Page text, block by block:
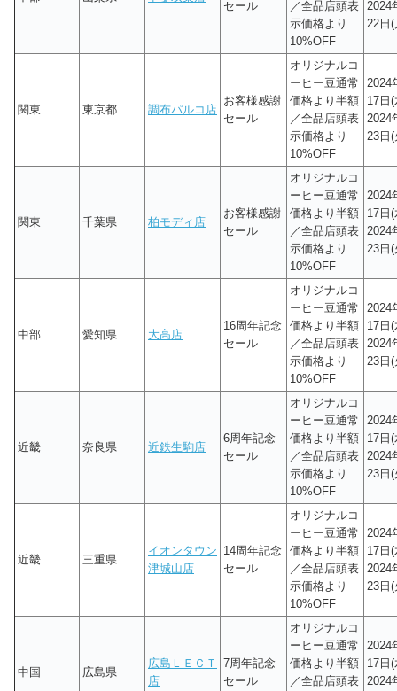
セール
／全品店頭表
示価格より
10%OFF
2024
22日(
関東 東京都 調布パルコ店
お客様感謝
セール
オリジナルコ
ーヒー豆通常
価格より半額
／全品店頭表
示価格より
10%OFF
2024
17日
2024
23日(
関東 千葉県 柏モディ店
お客様感謝
セール
オリジナルコ
ーヒー豆通常
価格より半額
／全品店頭表
示価格より
10%OFF
2024
17日
2024
23日(
中部 愛知県 大高店
16周年記念
セール
オリジナルコ
ーヒー豆通常
価格より半額
／全品店頭表
示価格より
10%OFF
2024
17日
2024
23日(
近畿 奈良県 近鉄生駒店
6周年記念
セール
オリジナルコ
ーヒー豆通常
価格より半額
／全品店頭表
示価格より
10%OFF
2024
17日
2024
23日(
近畿 三重県
イオンタウン
津城山店
14周年記念
セール
オリジナルコ
ーヒー豆通常
価格より半額
／全品店頭表
示価格より
10%OFF
2024
17日
2024
23日(
中国 広島県
広島ＬＥＣＴ
店
7周年記念
セール
オリジナルコ
ーヒー豆通常
価格より半額
／全品店頭表
2024
17日
2024